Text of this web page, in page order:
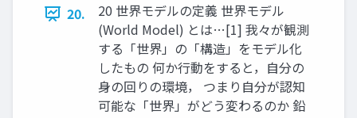
20.
20 世界モデルの定義 世界モデル
(World Model) とは…[1] 我々が観測
する「世界」の「構造」をモデル化
したもの 何か行動をすると，自分の
身の回りの環境， つまり自分が認知
可能な「世界」がどう変わるのか 鉛